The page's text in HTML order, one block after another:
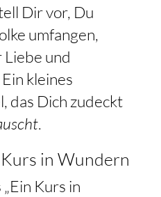
Dir vor, Du
umfangen,
und
kleines
das Dich zudeckt
.
in Wundern
Kurs in